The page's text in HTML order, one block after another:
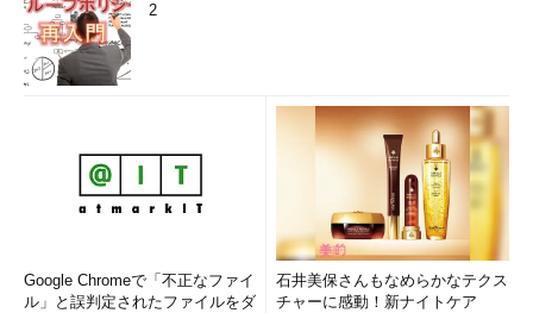
2
Google Chromeで「不正なファイ
ル」と誤判定されたファイルをダ
石井美保さんもなめらかなテクス
チャーに感動！新ナイトケア